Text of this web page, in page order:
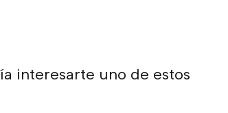
interesarte uno de estos